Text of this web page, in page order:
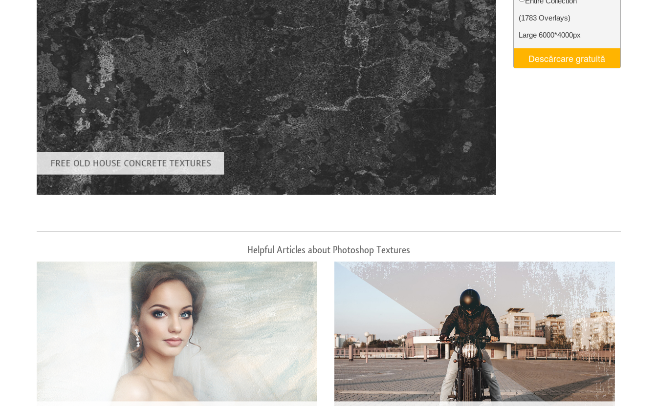
Retusarea produsului Servicii Bijuterii Retușând Servicii Date de Antrenament AI Video Editing Services
(1783 Overlays)
Large 6000*4000px
Descărcare gratuită
Helpful Articles about Photoshop Textures